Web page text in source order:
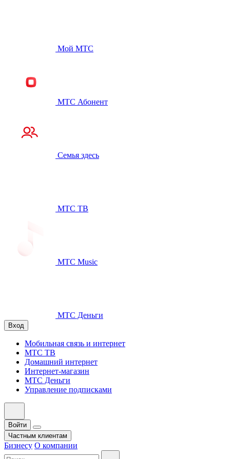
Мой МТС
МТС Абонент
Семья здесь
МТС ТВ
МТС Music
МТС Деньги
Вход
Мобильная связь и интернет
МТС ТВ
Домашний интернет
Интернет-магазин
МТС Деньги
Управление подписками
Войти
Частным клиентам
Бизнесу О компании